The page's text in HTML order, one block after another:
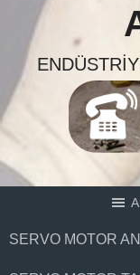
SERVO MOTOR